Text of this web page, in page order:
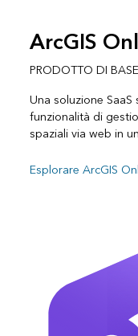
ArcGIS
PRODOTTO DI BASE
Una soluzione
funzionalità di
spaziali via web in
Esplorare ArcGIS